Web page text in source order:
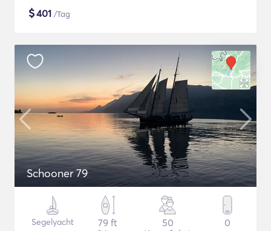
$401 /Tag
Schooner 79
Segelyacht
79 ft
50
0